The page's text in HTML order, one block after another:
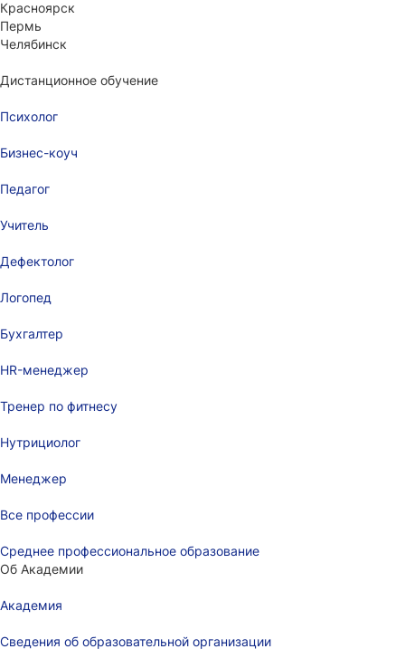
Красноярск
Пермь
Челябинск
Дистанционное обучение
Психолог
Бизнес-коуч
Педагог
Учитель
Дефектолог
Логопед
Бухгалтер
HR-менеджер
Тренер по фитнесу
Нутрициолог
Менеджер
Все профессии
Среднее профессиональное образование
Об Академии
Академия
Сведения об образовательной организации